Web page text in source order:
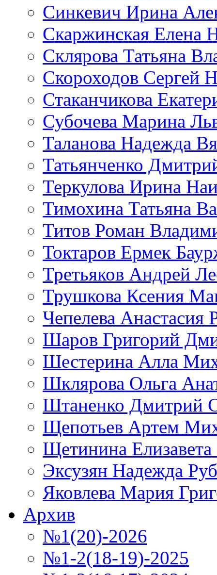
Синкевич Ирина
Скаржинская Елена
Склярова Татьяна
Скороходов Сергей
Стаканчикова
Субочева Марина
Таланова Надежда
Татьянченко
Теркулова Ирина
Тимохина Татьяна
Титов Роман
Токтаров Ермек
Третьяков Андрей
Трушкова Ксения
Чепелева Анастасия
Шаров Григорий
Шестерина Алла
Шклярова Ольга
Штаненко Дмитрий
Щепотьев Артем
Щетинина Елизавета
Эксузян Надежда
Яковлева Мария
Архив
№1(20)-2026
№1-2(18-19)-2025